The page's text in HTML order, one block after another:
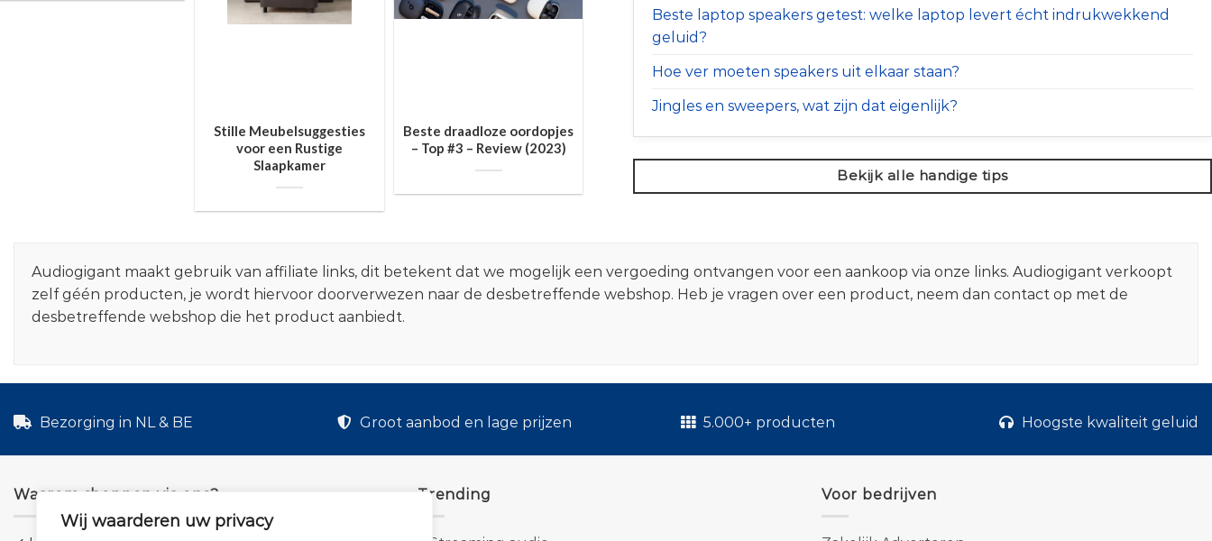
Wij waarderen uw privacy
Stille Meubelsuggesties
voor een Rustige
Slaapkamer
Beste draadloze oordopjes
– Top #3 – Review (2023)
Beste laptop speakers getest: welke laptop levert écht indrukwekkend
geluid?
Hoe ver moeten speakers uit elkaar staan?
Jingles en sweepers, wat zijn dat eigenlijk?
Bekijk alle handige tips
Audiogigant maakt gebruik van affiliate links, dit betekent dat we mogelijk een vergoeding ontvangen voor een aankoop via onze links. Audiogigant verkoopt
zelf géén producten, je wordt hiervoor doorverwezen naar de desbetreffende webshop. Heb je vragen over een product, neem dan contact op met de
desbetreffende webshop die het product aanbiedt.
Bezorging in NL & BE Groot aanbod en lage prijzen 5.000+ producten Hoogste kwaliteit geluid
Waarom shoppen via ons? Trending Voor bedrijven